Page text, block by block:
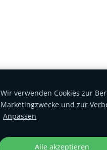
Wir verwenden Cookies zur
Marketingzwecke und zur
Anpassen
Alle akzeptieren